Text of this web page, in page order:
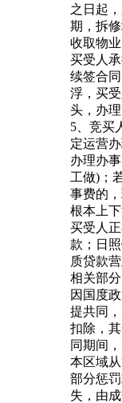
之日起
期，拆
收取物
买受人
续签合
浮，买
头，办
5、竞买
定运营
办理办
工做)；
事费的
根本上
买受人
款；日
质贷款
相关部
因国度
提共同
扣除，
同期间
本区域
部分惩
失，由